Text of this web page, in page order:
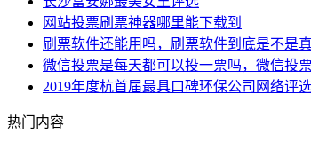
网站投票刷票神器哪里能下载到
刷票软件还能用吗，刷票软件到底是不是
微信投票是每天都可以投一票吗，微信投
2019年度杭首届最具口碑环保公司网络评
热门内容